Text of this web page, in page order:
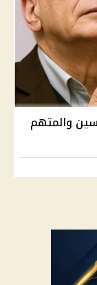
والمتهم